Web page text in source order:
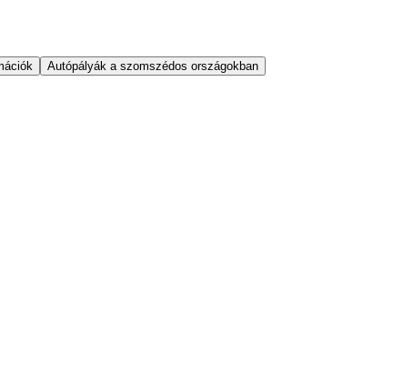
Autópályák a szomszédos országokban